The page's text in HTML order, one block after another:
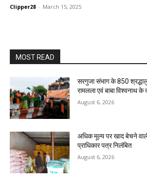
Clipper28 - March 15, 2025
MOST READ
सरगुजा संभाग के 850
रामलला एवं बाबा विश्वनाथ के
August 6, 2026
अधिक मूल्य पर खाद बेचने
प्राधिकार पत्र निलंबित
August 6, 2026